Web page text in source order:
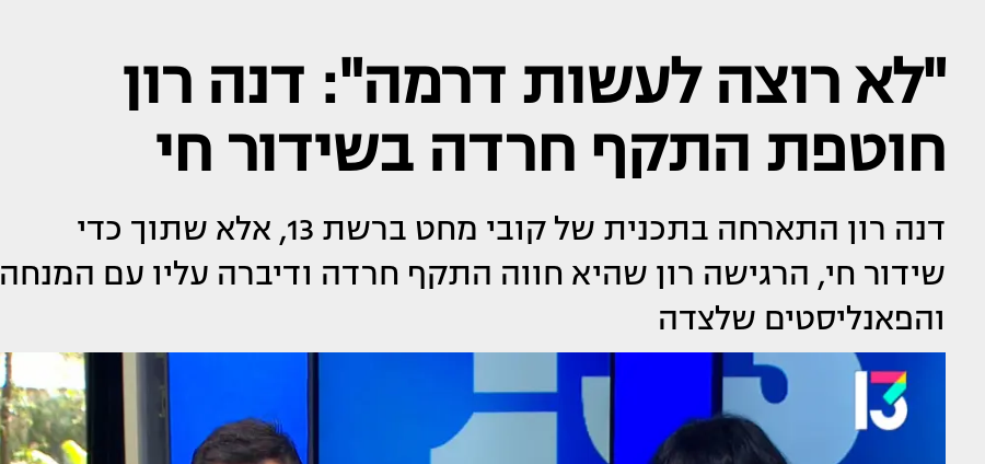
"לא רוצה לעשות דרמה": דנה רון
חוטפת התקף חרדה בשידור חי
דנה רון התארחה בתכנית של קובי מחט ברשת 13, אלא שתוך כדי
שידור חי, הרגישה רון שהיא חווה התקף חרדה ודיברה עליו עם המנחה
והפאנליסטים שלצדה